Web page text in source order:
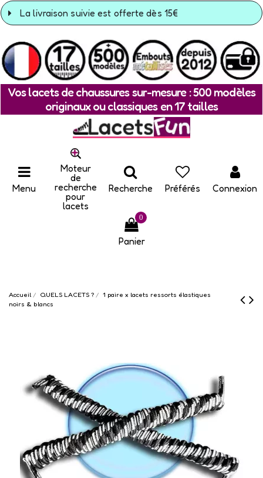
La livraison suivie est offerte dès 15€
Vos lacets de chaussures sur-mesure : 500 modèles
originaux ou classiques en 17 tailles
Menu
Moteur
de
recherche
pour
lacets
Recherche Préférés Connexion
0
Panier
Accueil QUELS LACETS ?
1 paire x lacets ressorts élastiques
noirs & blancs